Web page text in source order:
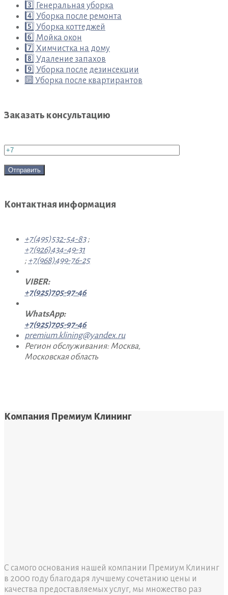
3️⃣ Генеральная уборка
4️⃣ Уборка после ремонта
5️⃣ Уборка коттеджей
6️⃣ Мойка окон
7️⃣ Химчистка на дому
8️⃣ Удаление запахов
9️⃣ Уборка после дезинсекции
🔟 Уборка после квартирантов
Заказать консультацию
Контактная информация
+7(495)532-54-83 ;
+7(926)434-49-31
; +7(968)499-76-25
VIBER:
+7(925)705-97-46
WhatsApp:
+7(925)705-97-46
premium.klining@yandex.ru
Регион обслуживания: Москва,
Московская область
Компания Премиум Клининг
С самого основания нашей компании Премиум Клининг
в 2000 году благодаря лучшему сочетанию цены и
качества предоставляемых услуг, мы множество раз